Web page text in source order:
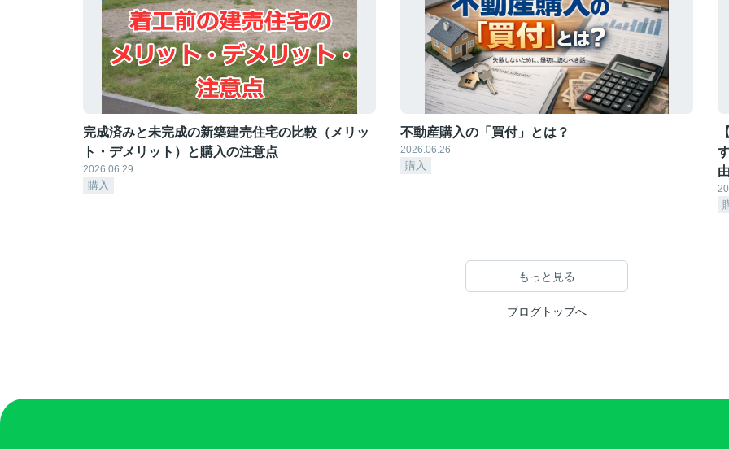
完成済みと未完成の新築建売住宅の比較（メリッ
ト・デメリット）と購入の注意点
2026.06.29
購入
不動産購入の「買付」とは？
2026.06.26
購入
もっと見る
ブログトップへ